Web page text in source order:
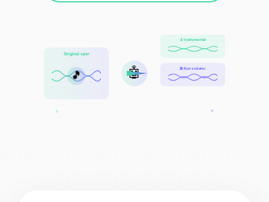
Original spor
🎵 🤖
🎸 Instrumental
🎤 Kun vokaler